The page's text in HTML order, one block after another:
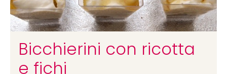
Bicchierini con ricotta
e fichi